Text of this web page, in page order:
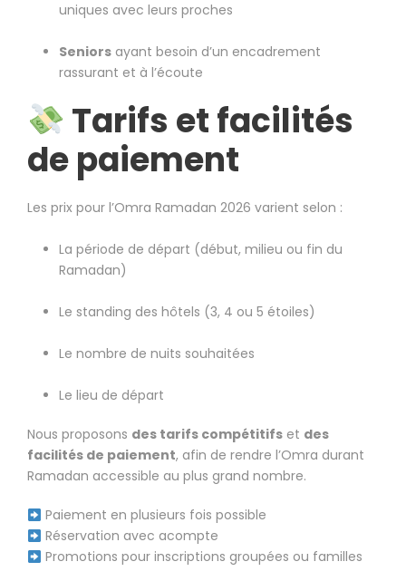
uniques avec leurs proches
Seniors ayant besoin d’un encadrement
rassurant et à l’écoute
Tarifs et facilités
de paiement
Les prix pour l’Omra Ramadan 2026 varient selon :
La période de départ (début, milieu ou fin du
Ramadan)
Le standing des hôtels (3, 4 ou 5 étoiles)
Le nombre de nuits souhaitées
Le lieu de départ
Nous proposons des tarifs compétitifs et des
facilités de paiement, afin de rendre l’Omra durant
Ramadan accessible au plus grand nombre.
Paiement en plusieurs fois possible
Réservation avec acompte
Promotions pour inscriptions groupées ou familles